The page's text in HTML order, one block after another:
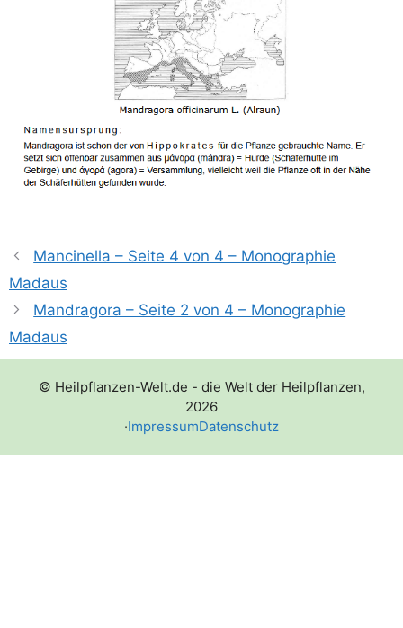
Mancinella – Seite 4 von 4 – Monographie
Madaus
Mandragora – Seite 2 von 4 – Monographie
Madaus
© Heilpflanzen-Welt.de - die Welt der Heilpflanzen,
2026
·ImpressumDatenschutz